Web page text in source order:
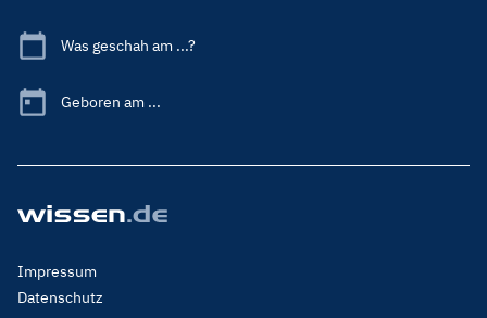
Was geschah am ...?
Geboren am ...
Footer
Menu
Impressum
Datenschutz